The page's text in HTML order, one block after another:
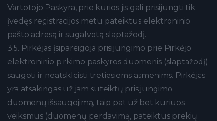
Vartotojo Paskyra, prie kurios jis gali prisijungti tik
įvedęs registracijos metu pateiktus elektroninio
pašto adresą ir sugalvotą slaptažodį.
3.5. Pirkėjas įsipareigoja prisijungimo prie Pirkėjo
elektroninio pirkimo paskyros duomenis (slaptažodį)
saugoti ir neatskleisti tretiesiems asmenims. Pirkėjas
yra atsakingas už jam suteiktų prisijungimo
duomenų išsaugojimą, taip pat už bet kuriuos
veiksmus (duomenų perdavimą, pateiktus prekių